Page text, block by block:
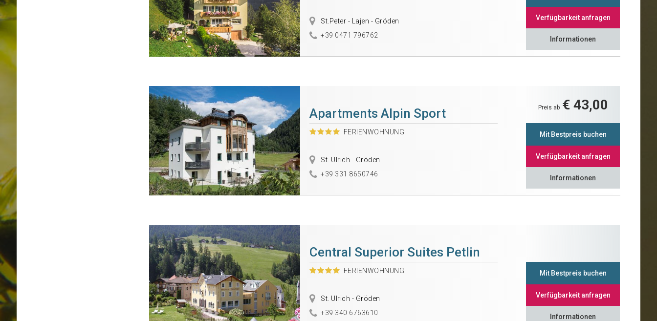
St.Peter - Lajen - Gröden
+39 0471 796762
Verfügbarkeit anfragen
Informationen
Apartments Alpin Sport
FERIENWOHNUNG
St. Ulrich - Gröden
+39 331 8650746
Preis ab € 43,00
Mit Bestpreis buchen
Verfügbarkeit anfragen
Informationen
Central Superior Suites Petlin
FERIENWOHNUNG
St. Ulrich - Gröden
+39 340 6763610
Mit Bestpreis buchen
Verfügbarkeit anfragen
Informationen